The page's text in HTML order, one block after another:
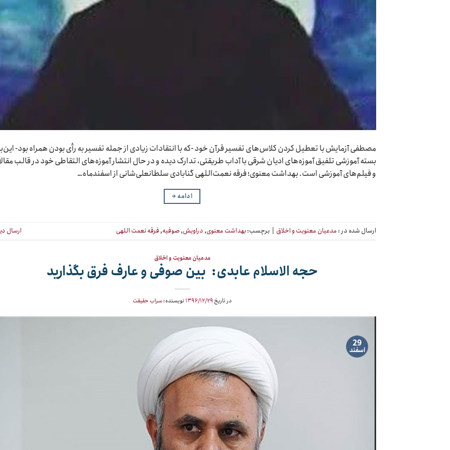
مصطفی آزمایش با تعطیل کردن کلاس‌های تفسیر قرآن خود ‌-که با انتقادات زیادی از جمله تفسیر به رأی بودن همراه بود-
بسته آموزشی تلفیق آموزه‌های ادیان شرقی با آداب طریقتی،‌ تدارک دیده و در حال انتشار آموزه‌های التقاطی خود در قالب
و فیلم‌های آموزشی است. بهداشت معنوی؛ فرقه نعمت‌اللهی گنابادی سلطانعلی‌شانی از اسفندماه…
ادامه →
ارسال شده در : مدعیان معنویت و اخلاق | برچسب:بهداشت معنوی, دراویش, صوفیه, فرقه نعمت اللهی ارسال
مدعیان معنویت و اخلاق
حجه الاسلام عابدی: بین صوفی و عارف فرق بگذارید
در تاریخ ۱۳۹۶/۱۲/۲۹ نویسنده:سراب حقیقت
29
اسفند